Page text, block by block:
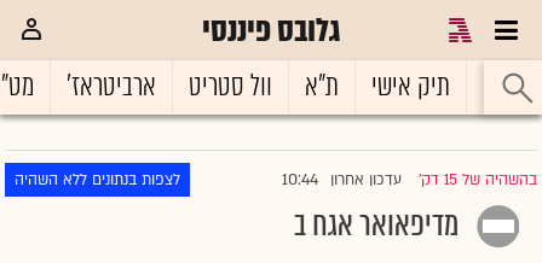
גלובס פיננסי
ראשי תיק אישי ת"א וול סטריט ארביטראז'
בהשהיה של 15 דק' |עדכון אחרון 10:44 לצפות בנתונים ללא השהיה
מדיפאואר אגח ב